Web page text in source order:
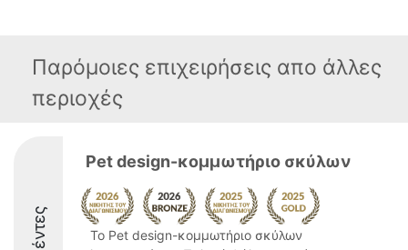
Παρόμοιες επιχειρήσεις απο άλλες
περιοχές
Pet design-κομμωτήριο σκύλων
Το Pet design-κομμωτήριο σκύλων